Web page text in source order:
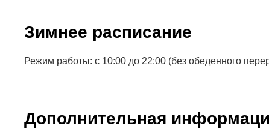
Зимнее расписание
Режим работы: с 10:00 до 22:00 (без обеденного
Дополнительная